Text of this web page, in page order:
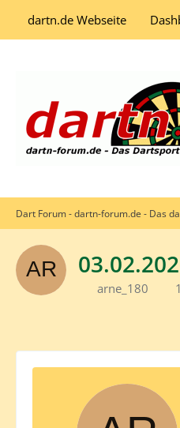
dartn.de Webseite
Dart Forum - dartn-forum.de - Das
arne_180